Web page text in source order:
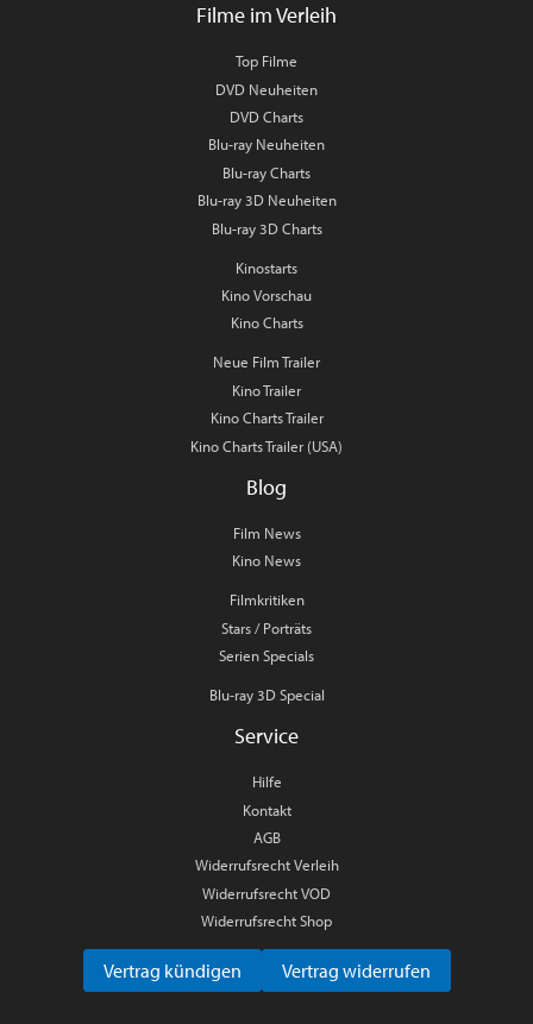
Filme im Verleih
Top Filme
DVD Neuheiten
DVD Charts
Blu-ray Neuheiten
Blu-ray Charts
Blu-ray 3D Neuheiten
Blu-ray 3D Charts
Kinostarts
Kino Vorschau
Kino Charts
Neue Film Trailer
Kino Trailer
Kino Charts Trailer
Kino Charts Trailer (USA)
Blog
Film News
Kino News
Filmkritiken
Stars / Porträts
Serien Specials
Blu-ray 3D Special
Service
Hilfe
Kontakt
AGB
Widerrufsrecht Verleih
Widerrufsrecht VOD
Widerrufsrecht Shop
Vertrag kündigen Vertrag widerrufen